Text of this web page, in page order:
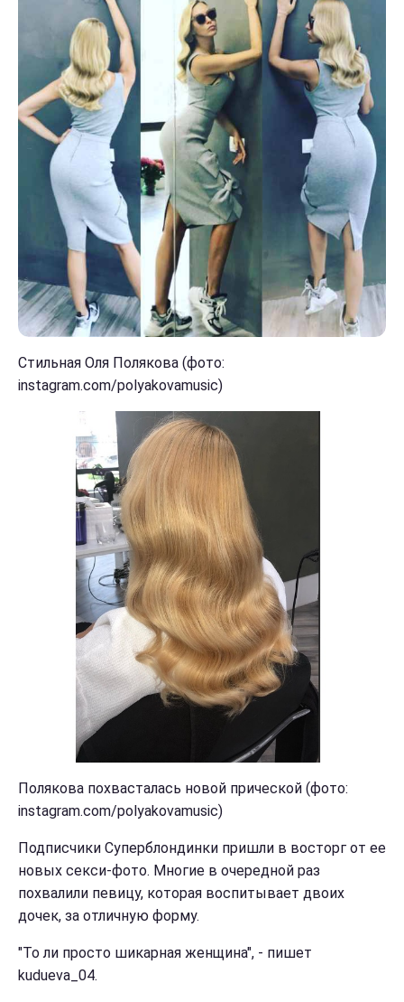
Стильная Оля Полякова (фото:
instagram.com/polyakovamusic)
Полякова похвасталась новой прической (фото:
instagram.com/polyakovamusic)
Подписчики Суперблондинки пришли в восторг от ее
новых секси-фото. Многие в очередной раз
похвалили певицу, которая воспитывает двоих
дочек, за отличную форму.
"То ли просто шикарная женщина", - пишет
kudueva_04.